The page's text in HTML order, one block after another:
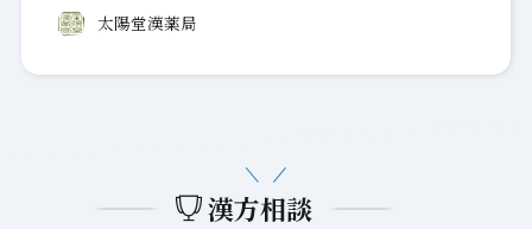
太陽堂漢薬局
漢方相談